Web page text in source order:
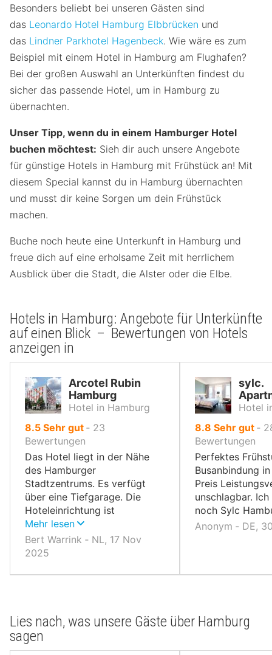
Besonders beliebt bei unseren Gästen sind
das Leonardo Hotel Hamburg Elbbrücken und
das Lindner Parkhotel Hagenbeck. Wie wäre es zum
Beispiel mit einem Hotel in Hamburg am Flughafen?
Bei der großen Auswahl an Unterkünften findest du
sicher das passende Hotel, um in Hamburg zu
übernachten.
Unser Tipp, wenn du in einem Hamburger Hotel
buchen möchtest: Sieh dir auch unsere Angebote
für günstige Hotels in Hamburg mit Frühstück an! Mit
diesem Special kannst du in Hamburg übernachten
und musst dir keine Sorgen um dein Frühstück
machen.
Buche noch heute eine Unterkunft in Hamburg und
freue dich auf eine erholsame Zeit mit herrlichem
Ausblick über die Stadt, die Alster oder die Elbe.
Hotels in Hamburg: Angebote für Unterkünfte
auf einen Blick – Bewertungen von Hotels
anzeigen in
Arcotel Rubin
Hamburg
Hotel in Hamburg
8.5von
10,
Sehr gut ‐ 23
Bewertungen
Das Hotel liegt in der Nähe
des Hamburger
Stadtzentrums. Es verfügt
über eine Tiefgarage. Die
Hoteleinrichtung ist
geschmackvoll und
ansprechend. Das Frühstück
ist hervorragend.
Mehr lesen
Bert Warrink ‐ NL, 17 Nov
2025
sylc.
Hotel
8.8 von
10,
Sehr gut ‐
Bewertungen
Perfektes
Busanbindung
Preis
unschlagbar.
noch Sylc
Anonym ‐ DE,
Lies nach, was unsere Gäste über Hamburg
sagen